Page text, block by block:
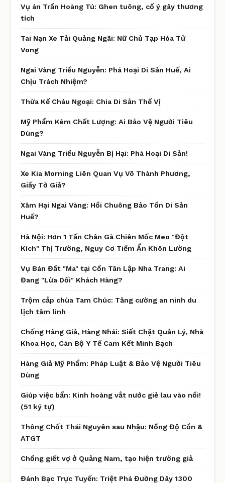
Vụ án Trần Hoàng Tú: Ghen tuông, cố ý gây thương
tích
Tai Nạn Xe Tải Quảng Ngãi: Nữ Chủ Tạp Hóa Tử
Vong
Ngai Vàng Triều Nguyễn: Phá Hoại Di Sản Huế, Ai
Chịu Trách Nhiệm?
Thừa Kế Cháu Ngoại: Chia Di Sản Thế Vị
Mỹ Phẩm Kém Chất Lượng: Ai Bảo Vệ Người Tiêu
Dùng?
Ngai Vàng Triều Nguyễn Bị Hại: Phá Hoại Di Sản!
Xe Kia Morning Liên Quan Vụ Võ Thành Phương,
Giấy Tờ Giả?
Xâm Hại Ngai Vàng: Hồi Chuông Bảo Tồn Di Sản
Huế?
Hà Nội: Hơn 1 Tấn Chân Gà Chiên Mốc Meo "Đột
Kích" Thị Trường, Nguy Cơ Tiềm Ẩn Khôn Lường
Vụ Bán Đất "Ma" tại Cồn Tân Lập Nha Trang: Ai
Đang "Lừa Dối" Khách Hàng?
Trộm cắp chùa Tam Chúc: Tăng cường an ninh du
lịch tâm linh
Chống Hàng Giả, Hàng Nhái: Siết Chặt Quản Lý, Nhà
Khoa Học, Cán Bộ Y Tế Cam Kết Minh Bạch
Hàng Giả Mỹ Phẩm: Pháp Luật & Bảo Vệ Người Tiêu
Dùng
Giúp việc bẩn: Kinh hoàng vắt nước giẻ lau vào nồi!
(51 ký tự)
Thông Chốt Thái Nguyên sau Nhậu: Nồng Độ Cồn &
ATGT
Chồng giết vợ ở Quảng Nam, tạo hiện trường giả
Đánh Bạc Trực Tuyến: Triệt Phá Đường Dây 1300